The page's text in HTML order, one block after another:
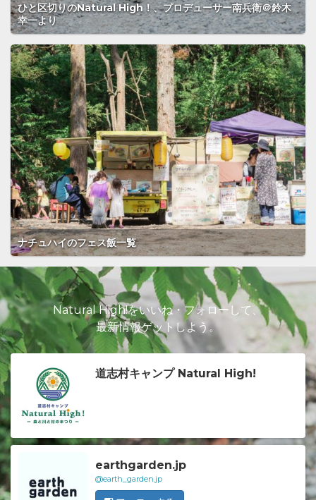
ひと区切りのNatural High！、プロデューサー南兵衛＠鈴木
幸一より
ナチュハイのフェス飯一覧
Natural High!をいいね・フォローして、
最新情報ゲットしよう。
道志村キャンプ Natural High!
earthgarden.jp
@earth_garden.jp